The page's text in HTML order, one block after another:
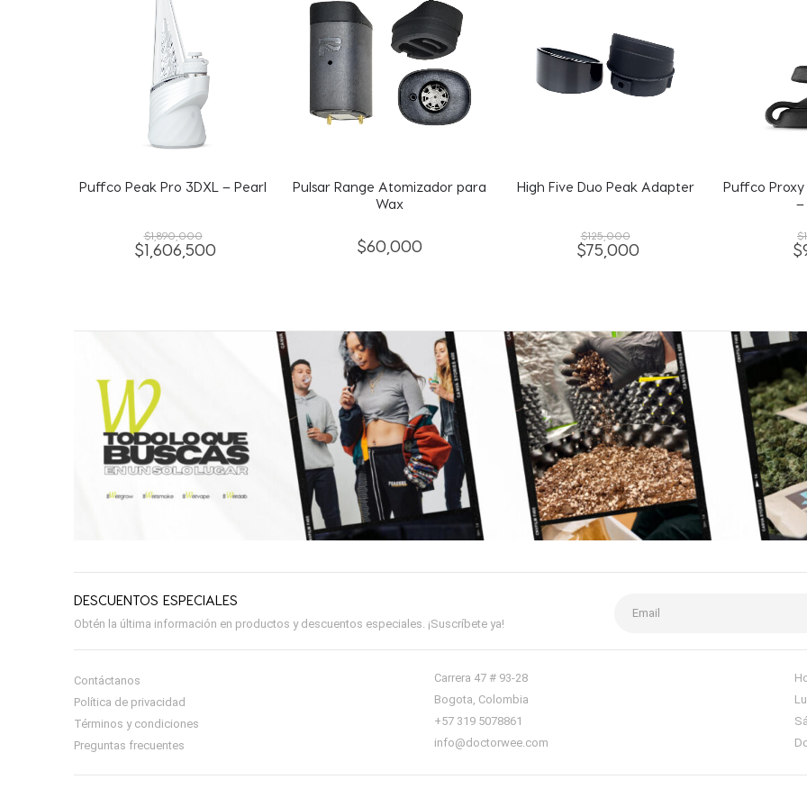
Pulsar Range Atomizador para
$60,000
High Five Duo Peak Adapter
$75,000
Puffco Proxy Joystick Carb Cap
$110,000
$93,500
High
$
$
DESCUENTOS ESPECIALES
Obtén la última información en productos y descuentos especiales. ¡Suscríbete ya!
Contáctanos
Política de privacidad
Términos y condiciones
Preguntas frecuentes
Carrera 47 # 93-28
Bogota, Colombia
+57 319 5078861
info@doctorwee.com